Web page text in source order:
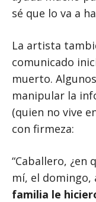
sé que lo va a
La artista
comunicado
muerto.
manipular la
(quien no vive
con firmeza:
“Caballero, ¿en
mí, el domingo,
familia le